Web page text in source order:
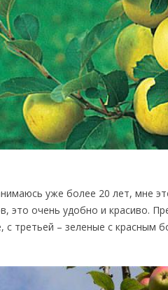
уже более 20 лет, мне
это очень удобно и красиво.
с третьей – зеленые с красным